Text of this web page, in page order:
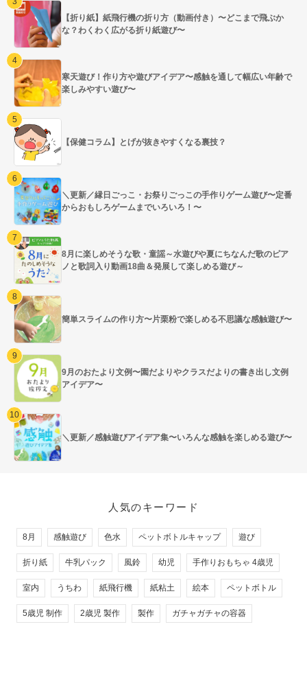
【折り紙】紙飛行機の折り方（動画付き）〜どこまで飛ぶか
な？わくわく広がる折り紙遊び〜
寒天遊び！作り方や遊びアイデア〜感触を通して幅広い年齢で
楽しみやすい遊び〜
【保健コラム】とげが抜きやすくなる裏技？
＼更新／縁日ごっこ・お祭りごっこの手作りゲーム遊び〜定番
からおもしろゲームまでいろいろ！〜
8月に楽しめそうな歌・童謡～水遊びや夏にちなんだ歌のピア
ノと歌詞入り動画18曲＆発展して楽しめる遊び～
簡単スライムの作り方〜片栗粉で楽しめる不思議な感触遊び〜
9月のおたより文例〜園だよりやクラスだよりの書き出し文例
アイデア〜
＼更新／感触遊びアイデア集〜いろんな感触を楽しめる遊び〜
人気のキーワード
8月 感触遊び 色水 ペットボトルキャップ 遊び
折り紙 牛乳パック 風鈴 幼児 手作りおもちゃ 4歳児
室内 うちわ 紙飛行機 紙粘土 絵本 ペットボトル
5歳児 制作 2歳児 製作 製作 ガチャガチャの容器